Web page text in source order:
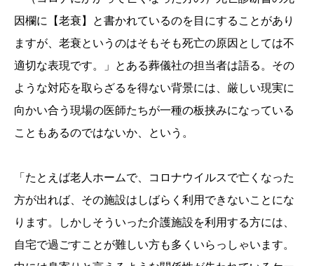
因欄に【老衰】と書かれているのを目にすることがあり
ますが、老衰というのはそもそも死亡の原因としては不
適切な表現です。」とある葬儀社の担当者は語る。その
ような対応を取らざるを得ない背景には、厳しい現実に
向かい合う現場の医師たちが一種の板挟みになっている
こともあるのではないか、という。
「たとえば老人ホームで、コロナウイルスで亡くなった
方が出れば、その施設はしばらく利用できないことにな
ります。しかしそういった介護施設を利用する方には、
自宅で過ごすことが難しい方も多くいらっしゃいます。